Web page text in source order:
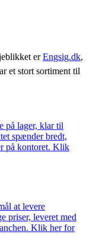
erEngsig.dk,
et stort sortiment til
på lager, klar til
spænder bredt,
på kontoret. Klik
at levere
priser, leveret med
Klik her for